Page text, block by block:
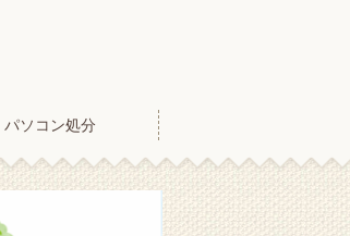
パソコン処分